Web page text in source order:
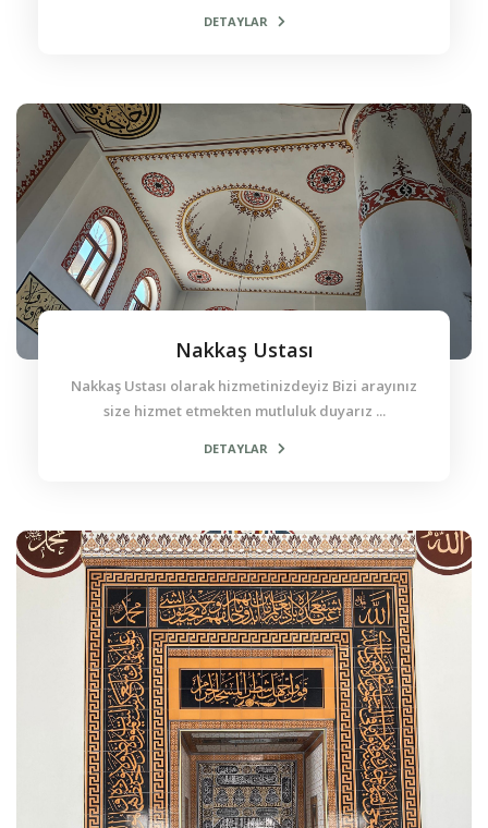
DETAYLAR
Nakkaş Ustası
Nakkaş Ustası olarak hizmetinizdeyiz Bizi arayınız
size hizmet etmekten mutluluk duyarız ...
DETAYLAR